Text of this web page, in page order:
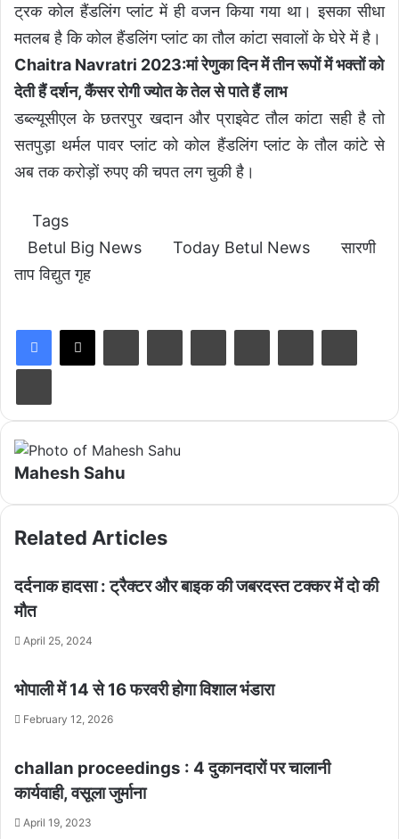
ट्रक कोल हैंडलिंग प्लांट में ही वजन किया गया था। इसका सीधा
मतलब है कि कोल हैंडलिंग प्लांट का तौल कांटा सवालों के घेरे में है।
Chaitra Navratri 2023:मां रेणुका दिन में तीन रूपों में भक्तों को
देती हैं दर्शन, कैंसर रोगी ज्योत के तेल से पाते हैं लाभ
डब्ल्यूसीएल के छतरपुर खदान और प्राइवेट तौल कांटा सही है तो
सतपुड़ा थर्मल पावर प्लांट को कोल हैंडलिंग प्लांट के तौल कांटे से
अब तक करोड़ों रुपए की चपत लग चुकी है।
Tags
Betul Big News
Today Betul News
सारणी
ताप विद्युत गृह
Mahesh Sahu
Related Articles
दर्दनाक हादसा : ट्रैक्टर और बाइक की जबरदस्त टक्कर में दो की
मौत
April 25, 2024
भोपाली में 14 से 16 फरवरी होगा विशाल भंडारा
February 12, 2026
challan proceedings : 4 दुकानदारों पर चालानी
कार्यवाही, वसूला जुर्माना
April 19, 2023